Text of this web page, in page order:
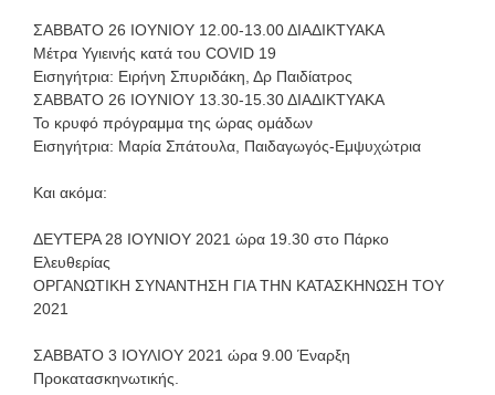
ΣΑΒΒΑΤΟ 26 ΙΟΥΝΙΟΥ 12.00-13.00 ΔΙΑΔΙΚΤΥΑΚΑ
Μέτρα Υγιεινής κατά του COVID 19
Εισηγήτρια: Ειρήνη Σπυριδάκη, Δρ Παιδίατρος
ΣΑΒΒΑΤΟ 26 ΙΟΥΝΙΟΥ 13.30-15.30 ΔΙΑΔΙΚΤΥΑΚΑ
Το κρυφό πρόγραμμα της ώρας ομάδων
Εισηγήτρια: Μαρία Σπάτουλα, Παιδαγωγός-Εμψυχώτρια
Και ακόμα:
ΔΕΥΤΕΡΑ 28 ΙΟΥΝΙΟΥ 2021 ώρα 19.30 στο Πάρκο
Ελευθερίας
ΟΡΓΑΝΩΤΙΚΗ ΣΥΝΑΝΤΗΣΗ ΓΙΑ ΤΗΝ ΚΑΤΑΣΚΗΝΩΣΗ ΤΟΥ
2021
ΣΑΒΒΑΤΟ 3 ΙΟΥΛΙΟΥ 2021 ώρα 9.00 Έναρξη
Προκατασκηνωτικής.